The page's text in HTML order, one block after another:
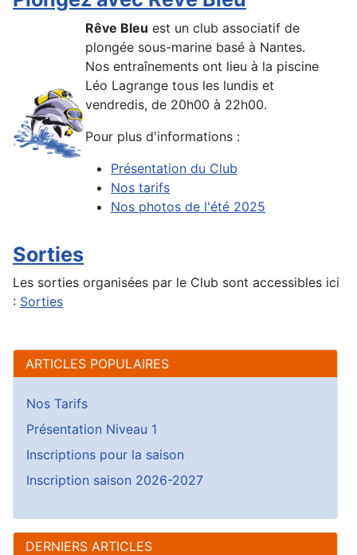
Rêve Bleu est un club associatif de
plongée sous-marine basé à Nantes.
Nos entraînements ont lieu à la piscine
Léo Lagrange tous les lundis et
vendredis, de 20h00 à 22h00.
Pour plus d'informations :
Présentation du Club
Nos tarifs
Nos photos de l'été 2025
Sorties
Les sorties organisées par le Club sont accessibles ici
: Sorties
ARTICLES POPULAIRES
Nos Tarifs
Présentation Niveau 1
Inscriptions pour la saison
Inscription saison 2026-2027
DERNIERS ARTICLES